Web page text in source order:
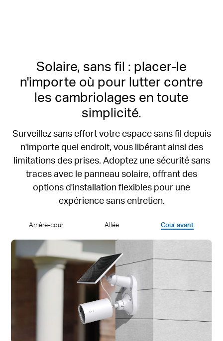
Solaire, sans fil : placer-le
n'importe où pour lutter contre
les cambriolages en toute
simplicité.
Surveillez sans effort votre espace sans fil depuis
n'importe quel endroit, vous libérant ainsi des
limitations des prises. Adoptez une sécurité sans
traces avec le panneau solaire, offrant des
options d'installation flexibles pour une
expérience sans entretien.
Arrière-cour Allée Cour avant